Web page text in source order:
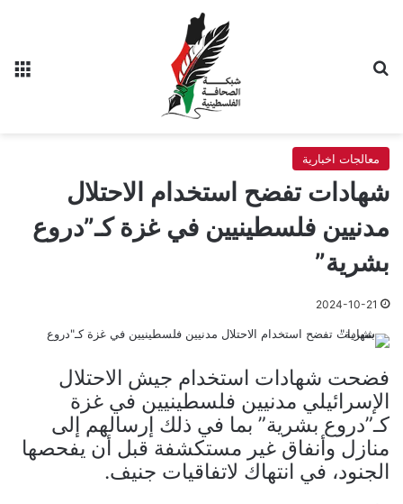
معالجات اخبارية
شهادات تفضح استخدام الاحتلال
مدنيين فلسطينيين في غزة كـ”دروع
بشرية”
2024-10-21
فضحت شهادات استخدام جيش الاحتلال
الإسرائيلي مدنيين فلسطينيين في غزة
كـ”دروع بشرية” بما في ذلك إرسالهم إلى
منازل وأنفاق غير مستكشفة قبل أن يفحصها
الجنود، في انتهاك لاتفاقيات جنيف.